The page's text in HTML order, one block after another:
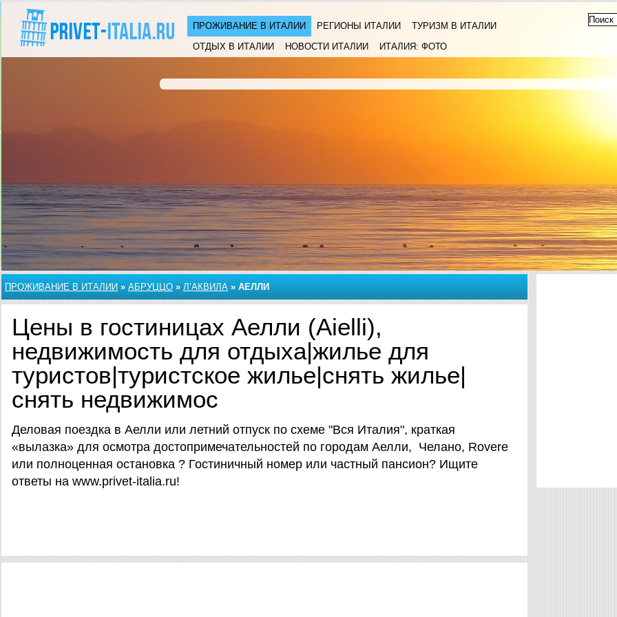
ПРОЖИВАНИЕ В ИТАЛИИ РЕГИОНЫ ИТАЛИИ
ТУРИЗМ В ИТАЛИИ
ОТДЫХ В ИТАЛИИ
НОВОСТИ ИТАЛИИ ИТАЛИЯ: ФОТО
ПРОЖИВАНИЕ В ИТАЛИИ » АБРУЦЦО » Л’АКВИЛА » АЕЛЛИ
Цены в гостиницах Аелли (Aielli),
недвижимость для отдыха|жилье для
туристов|туристское жилье|снять жилье|
снять недвижимос
Деловая поездка в Аелли или летний отпуск по схеме "Вся Италия", краткая
«вылазка» для осмотра достопримечательностей по городам Аелли, Челано, Rovere
или полноценная остановка ? Гостиничный номер или частный пансион? Ищите
ответы на www.privet-italia.ru!